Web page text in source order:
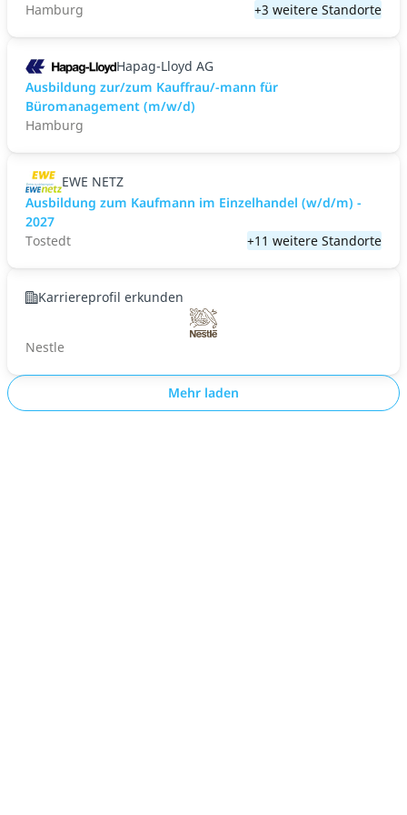
Hamburg
+3 weitere Standorte
Hapag-Lloyd AG
Ausbildung zur/zum Kauffrau/-mann für
Büromanagement (m/w/d)
Hamburg
EWE NETZ
Ausbildung zum Kaufmann im Einzelhandel (w/d/m) -
2027
Tostedt
+11 weitere Standorte
Karriereprofil erkunden
Nestle
Mehr laden